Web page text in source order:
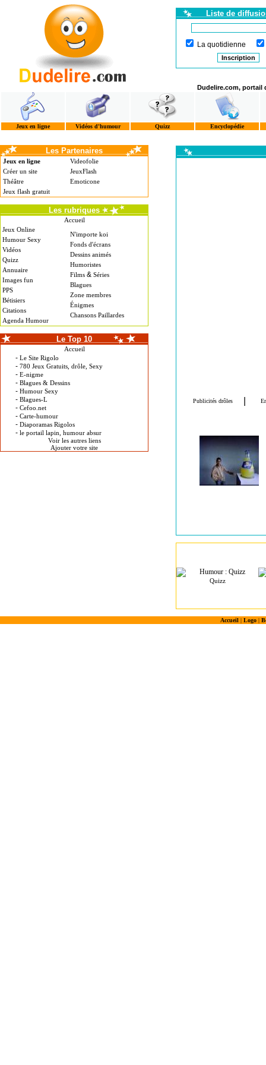
Liste de
La quotidienne
Dudelire.com, portail
Jeux en ligne Vidéos d'humour Quizz Encyclopédie
Les Partenaires
Jeux en ligne
Créer un site
Théâtre
Jeux flash gratuit
Videofolie
JeuxFlash
Emoticone
Les rubriques
Accueil
Jeux Online
Humour Sexy
Vidéos
Quizz
Annuaire
Images fun
PPS
Bétisiers
Citations
Agenda Humour
N'importe koi
Fonds d'écrans
Dessins animés
Humoristes
Films & Séries
Blagues
Zone membres
Énigmes
Chansons Paillardes
Le Top 10
Accueil
- Le Site Rigolo
- 780 Jeux Gratuits, drôle, Sexy
- E-nigme
- Blagues & Dessins
- Humour Sexy
- Blagues-L
- Cefoo.net
- Carte-humour
- Diaporamas Rigolos
- le portail lapin, humour absur
Voir les autres liens
Ajouter votre site
Quizz
Accueil| Logo|